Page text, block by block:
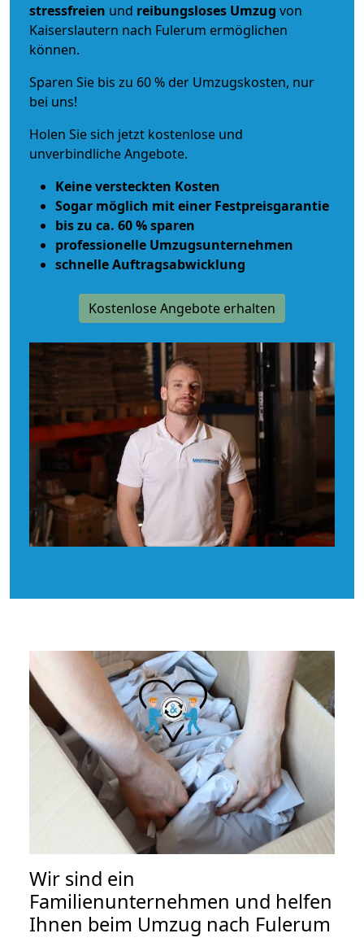
stressfreien und reibungsloses Umzug von
Kaiserslautern nach Fulerum ermöglichen
können.
Sparen Sie bis zu 60 % der Umzugskosten, nur
bei uns!
Holen Sie sich jetzt kostenlose und
unverbindliche Angebote.
Keine versteckten Kosten
Sogar möglich mit einer Festpreisgarantie
bis zu ca. 60 % sparen
professionelle Umzugsunternehmen
schnelle Auftragsabwicklung
Kostenlose Angebote erhalten
Wir sind ein
Familienunternehmen und helfen
Ihnen beim Umzug nach Fulerum